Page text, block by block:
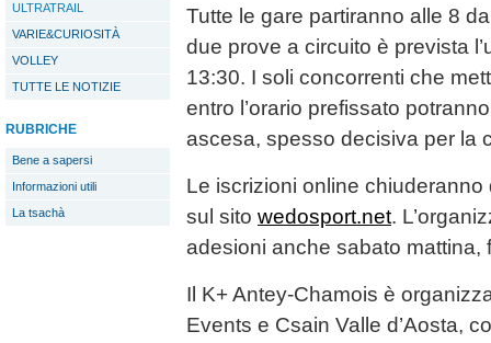
ULTRATRAIL
VARIE&CURIOSITÀ
VOLLEY
TUTTE LE NOTIZIE
RUBRICHE
Bene a sapersi
Informazioni utili
La tsachà
Tutte le gare partiranno alle 8
due prove a circuito è prevista
13:30. I soli concorrenti che
entro l’orario prefissato
ascesa, spesso decisiva per la
Le iscrizioni online
sul sito wedosport.net.
adesioni anche sabato
Il K+ Antey-Chamois è
Events e Csain Valle d’Aosta,